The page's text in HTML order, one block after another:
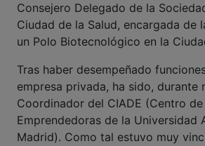
Consejero Delegado de la
Ciudad de la Salud, encargada de
un Polo Biotecnológico en la
Tras haber desempeñado
empresa privada, ha sido, durante
Coordinador del CIADE (Centro
Emprendedoras de la Universidad
Madrid). Como tal estuvo muy